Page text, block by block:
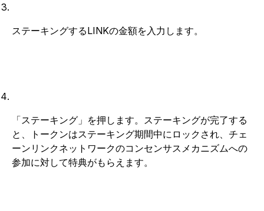
ステーキングするLINKの金額を入力します。
「ステーキング」を押します。ステーキングが完了する
と、トークンはステーキング期間中にロックされ、チェ
ーンリンクネットワークのコンセンサスメカニズムへの
参加に対して特典がもらえます。